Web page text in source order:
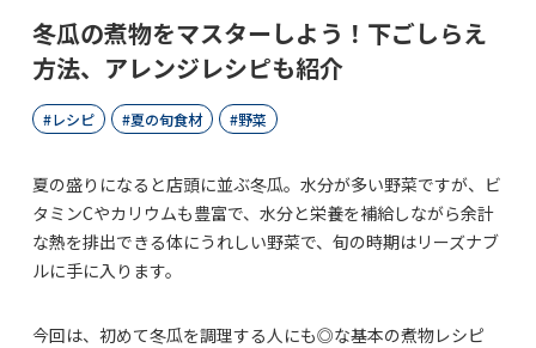
冬瓜の煮物をマスターしよう！下ごしらえ
方法、アレンジレシピも紹介
レシピ 夏の旬食材 野菜
夏の盛りになると店頭に並ぶ冬瓜。水分が多い野菜ですが、ビ
タミンCやカリウムも豊富で、水分と栄養を補給しながら余計
な熱を排出できる体にうれしい野菜で、旬の時期はリーズナブ
ルに手に入ります。
今回は、初めて冬瓜を調理する人にも◎な基本の煮物レシピ